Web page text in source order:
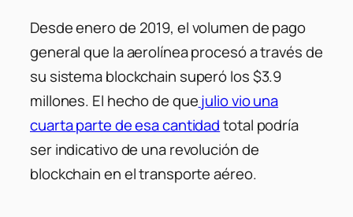
Desde enero de 2019, el volumen de pago
general que la aerolínea procesó a través de
su sistema blockchain superó los $3.9
millones. El hecho de quejulio vio una
cuarta parte de esa cantidadtotal podría
ser indicativo de una revolución de
blockchain en el transporte aéreo.